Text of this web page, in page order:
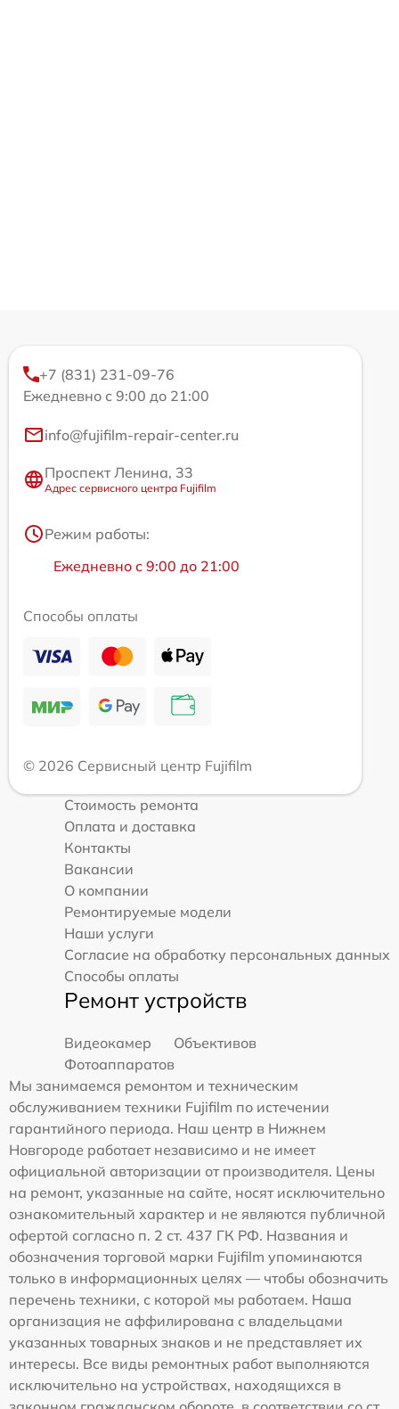
+7 (831) 231-09-76
Ежедневно с 9:00 до 21:00
info@fujifilm-repair-center.ru
Проспект Ленина, 33
Адрес сервисного центра Fujifilm
Режим работы:
Ежедневно с 9:00 до 21:00
Способы оплаты
© 2026 Сервисный центр Fujifilm
Стоимость ремонта
Оплата и доставка
Контакты
Вакансии
О компании
Ремонтируемые модели
Наши услуги
Согласие на обработку персональных данных
Способы оплаты
Ремонт устройств
Видеокамер
Объективов
Фотоаппаратов
Мы занимаемся ремонтом и техническим
обслуживанием техники Fujifilm по истечении
гарантийного периода. Наш центр в Нижнем
Новгороде работает независимо и не имеет
официальной авторизации от производителя. Цены
на ремонт, указанные на сайте, носят исключительно
ознакомительный характер и не являются публичной
офертой согласно п. 2 ст. 437 ГК РФ. Названия и
обозначения торговой марки Fujifilm упоминаются
только в информационных целях — чтобы обозначить
перечень техники, с которой мы работаем. Наша
организация не аффилирована с владельцами
указанных товарных знаков и не представляет их
интересы. Все виды ремонтных работ выполняются
исключительно на устройствах, находящихся в